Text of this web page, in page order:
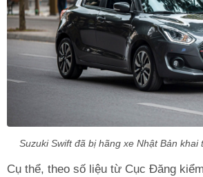
Suzuki Swift đã bị hãng xe Nhật Bản khai
Cụ thể, theo số liệu từ Cục Đăng